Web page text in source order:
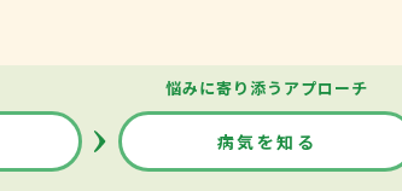
悩みに寄り添うアプローチ
病気を知る